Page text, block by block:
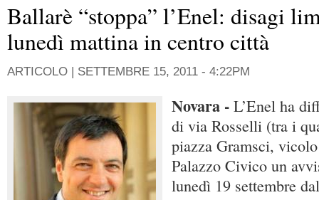
Ballarè “stoppa” l’Enel: disagi
lunedì mattina in centro città
ARTICOLO | SETTEMBRE 15, 2011 - 4:22PM
Novara - L’Enel ha
di via Rosselli (tra i
piazza Gramsci,
Palazzo Civico un
lunedì 19 settembre